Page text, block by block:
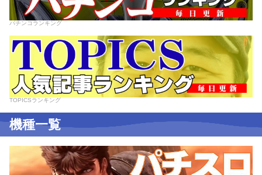
パチンコランキング
TOPICSランキング
機種一覧